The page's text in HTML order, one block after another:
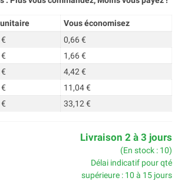
Vous économisez
0,66 €
1,66 €
4,42 €
11,04 €
33,12 €
Livraison 2 à 3 jours
(En stock : 10)
Délai indicatif pour qté
supérieure : 10 à 15 jours